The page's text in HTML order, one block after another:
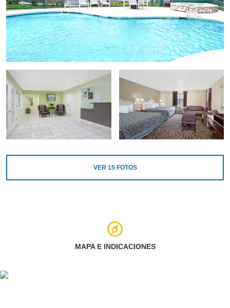
VER 15FOTOS
MAPA E INDICACIONES